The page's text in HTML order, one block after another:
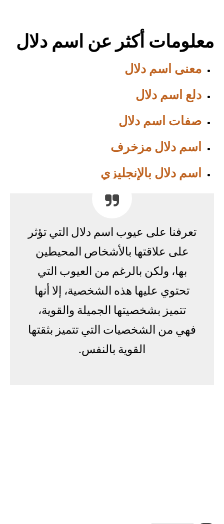
معلومات أكثر عن اسم دلال
معنى اسم دلال
دلع اسم دلال
صفات اسم دلال
اسم دلال مزخرف
اسم دلال بالإنجليزي
تعرفنا على عيوب اسم دلال التي تؤثر
على علاقتها بالأشخاص المحيطين
بها، ولكن بالرغم من العيوب التي
تحتوي عليها هذه الشخصية، إلا أنها
تتميز بشخصيتها الجميلة والقوية،
فهي من الشخصيات التي تتميز بثقتها
القوية بالنفس.